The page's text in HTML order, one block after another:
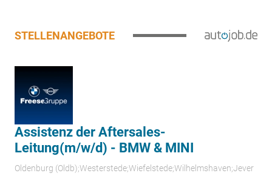
STELLENANGEBOTE
Assistenz der Aftersales-
Leitung(m/w/d) - BMW & MINI
Oldenburg (Oldb);Westerstede;Wiefelstede;Wilhelmshaven;Jever